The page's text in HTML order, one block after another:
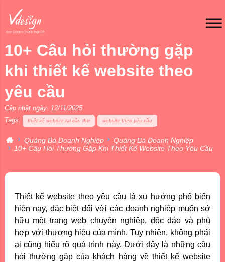
10+ Câu hỏi thường gặp
khi thiết kế website theo
yêu cầu
Cập nhật ngày: 12/11/2025
Tags:
thiết kế website tại cần thơ website theo yêu cầu
Quảng Bá Doanh Nghiệp
Quảng Bá Doanh Nghiệp
10+ Câu Hỏi Thường Gặp Khi Thiết Kế Website Theo Yêu Cầu
Thiết kế website theo yêu cầu là xu hướng phổ biến
hiện nay, đặc biệt đối với các doanh nghiệp muốn sở
hữu một trang web chuyên nghiệp, độc đáo và phù
hợp với thương hiệu của mình. Tuy nhiên, không phải
ai cũng hiểu rõ quá trình này. Dưới đây là những câu
hỏi thường gặp của khách hàng về thiết kế website